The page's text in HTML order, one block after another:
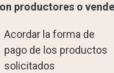
productores o
Acordar la forma de
pago de los productos
solicitados